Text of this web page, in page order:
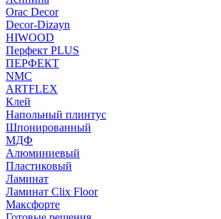
Orac Decor
Decor-Dizayn
HIWOOD
Перфект PLUS
ПЕРФЕКТ
NMC
ARTFLEX
Клей
Напольный плинтус
Шпонированный
МДФ
Алюминиевый
Пластиковый
Ламинат
Ламинат Clix Floor
Максфорте